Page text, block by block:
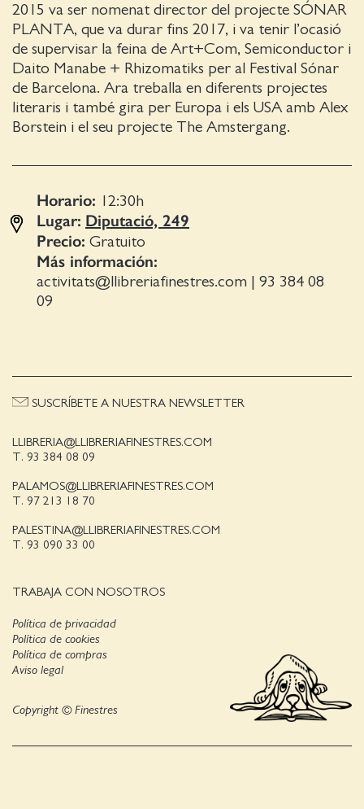
2015 va ser nomenat director del projecte SÓNAR
PLANTA, que va durar fins 2017, i va tenir l’ocasió
de supervisar la feina de Art+Com, Semiconductor i
Daito Manabe + Rhizomatiks per al Festival Sónar
de Barcelona. Ara treballa en diferents projectes
literaris i també gira per Europa i els USA amb Alex
Borstein i el seu projecte The Amstergang.
Horario: 12:30 h
Lugar: Diputació, 249
Precio: Gratuito
Más información:
activitats@llibreriafinestres.com
93 384 08
09
LLIBRERIA@LLIBRERIAFINESTRES.COM
T. 93 384 08 09
PALAMOS@LLIBRERIAFINESTRES.COM
T. 97 213 18 70
PALESTINA@LLIBRERIAFINESTRES.COM
T. 93 090 33 00
TRABAJA CON NOSOTROS
SUSCRÍBETE A NUESTRA NEWSLETTER
Política de privacidad
Política de cookies
Aviso legal
Política de compras
Copyright © Finestres